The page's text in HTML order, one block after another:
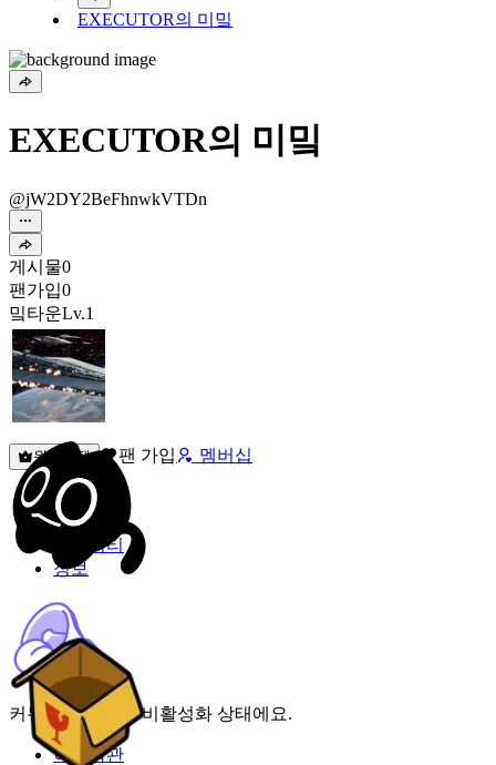
EXECUTOR의 미밐
EXECUTOR의 미밐
@jW2DY2BeFhnwkVTDn
게시물0
팬가입0
밐타운Lv.1
원픽선택 팬 가입 멤버십
밐타운
피드
커뮤니티
정보
커뮤니티 기능이 비활성화 상태에요.
이용약관